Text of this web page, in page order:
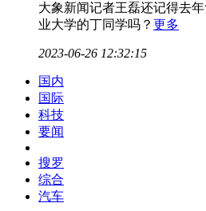
大象新闻记者王磊还记得去
业大学的丁同学吗？ 更多
2023-06-26 12:32:15
国内
国际
科技
要闻
搜罗
综合
汽车